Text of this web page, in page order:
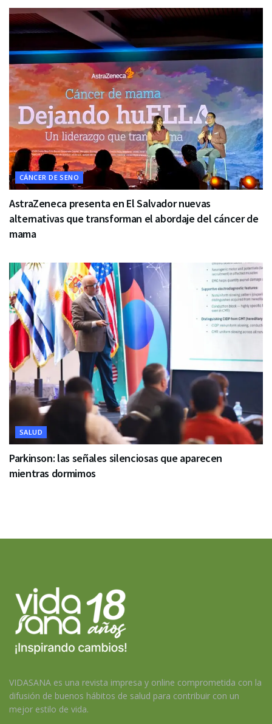
CÁNCER DE SENO
AstraZeneca presenta en El Salvador nuevas
alternativas que transforman el abordaje del cáncer de
mama
SALUD
Parkinson: las señales silenciosas que aparecen
mientras dormimos
VIDASANA es una revista impresa y online comprometida con la
difusión de buenos hábitos de salud para contribuir con un
mejor estilo de vida.